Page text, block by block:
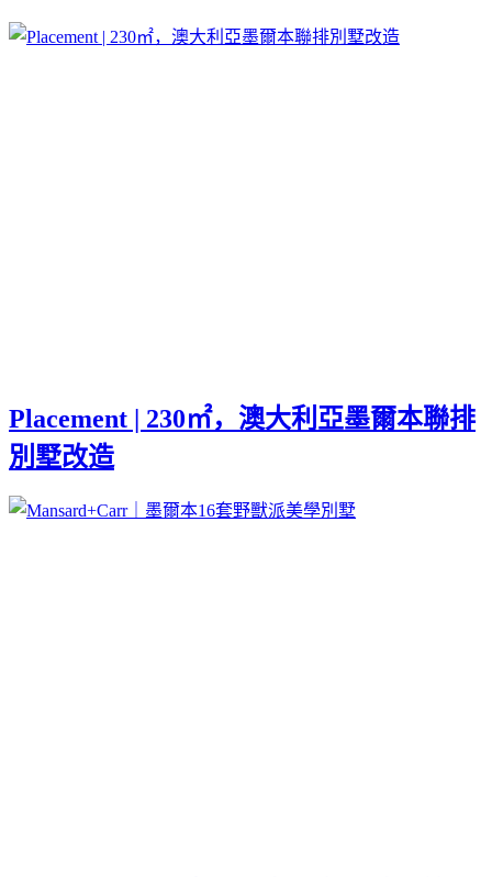
Placement | 230㎡，澳大利亞墨爾本聯排
別墅改造